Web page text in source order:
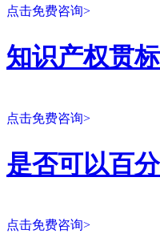
点击免费咨询>
知识产权贯
点击免费咨询>
是否可以百
点击免费咨询>